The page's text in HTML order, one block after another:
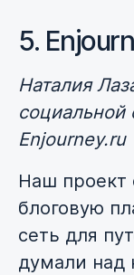
5.
Наталия
социальной
Enjourney.ru
Наш проект
блоговую
сеть для
думали над